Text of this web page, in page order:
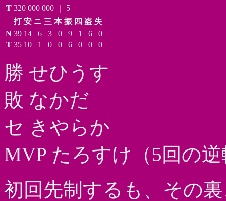
T 320 000 000
5
打 安 ニ 三 本 振 四 盗 失
N 39 14 6 3 0 9 1 6
0
T 35 10 1 0 0 6 0 0 0
勝 せひうす
敗 なかだ
セ きやらか
MVP たろすけ（5回の
初回先制するも、その